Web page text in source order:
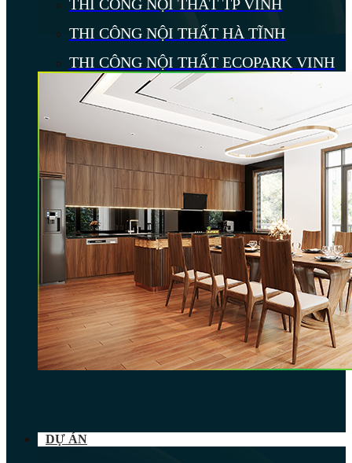
THI CÔNG NỘI THẤT TP VINH
THI CÔNG NỘI THẤT HÀ TĨNH
THI CÔNG NỘI THẤT ECOPARK VINH
DỰ ÁN